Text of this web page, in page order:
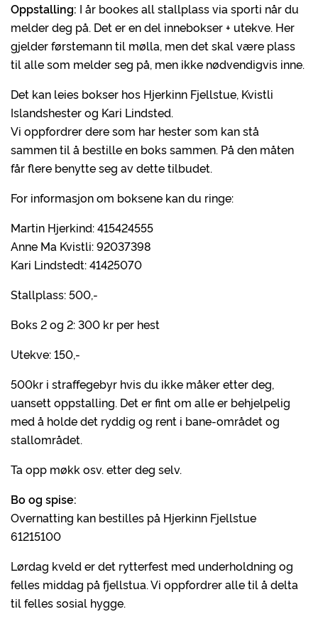
Oppstalling: I år bookes all stallplass via sporti når du
melder deg på. Det er en del innebokser + utekve. Her
gjelder førstemann til mølla, men det skal være plass
til alle som melder seg på, men ikke nødvendigvis inne.
Det kan leies bokser hos Hjerkinn Fjellstue, Kvistli
Islandshester og Kari Lindsted.
Vi oppfordrer dere som har hester som kan stå
sammen til å bestille en boks sammen. På den måten
får flere benytte seg av dette tilbudet.
For informasjon om boksene kan du ringe:
Martin Hjerkind: 415424555
Anne Ma Kvistli: 92037398
Kari Lindstedt: 41425070
Stallplass: 500,-
Boks 2 og 2: 300 kr per hest
Utekve: 150,-
500kr i straffegebyr hvis du ikke måker etter deg,
uansett oppstalling. Det er fint om alle er behjelpelig
med å holde det ryddig og rent i bane-området og
stallområdet.
Ta opp møkk osv. etter deg selv.
Bo og spise:
Overnatting kan bestilles på Hjerkinn Fjellstue
61215100
Lørdag kveld er det rytterfest med underholdning og
felles middag på fjellstua. Vi oppfordrer alle til å delta
til felles sosial hygge.